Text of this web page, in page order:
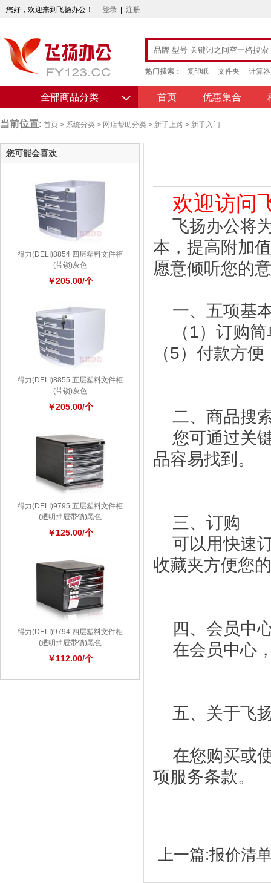
您好，欢迎来到飞扬办公！ 登录 注册
热门搜索： 复印纸 文件夹 计算器
全部商品分类 首页 优惠集合
当前位置: 首页 > 系统分类 > 网店帮助分类 > 新手上路 > 新手入门
您可能会喜欢
得力(DELI)8854 四层塑料文件柜
(带锁)灰色
￥205.00/个
得力(DELI)8855 五层塑料文件柜
(带锁)灰色
￥205.00/个
得力(DELI)9795 五层塑料文件柜
(透明抽屉带锁)黑色
￥125.00/个
得力(DELI)9794 四层塑料文件柜
(透明抽屉带锁)黑色
￥112.00/个
欢迎访问
飞扬办公将
本，提高附加
愿意倾听您的
一、五项基
（1）订购
（5）付款方便
二、商品搜
您可通过关
品容易找到。
三、订购
可以用快速
收藏夹方便您
四、会员中
在会员中心，
五、关于飞
在您购买或
项服务条款。
上一篇:报价清